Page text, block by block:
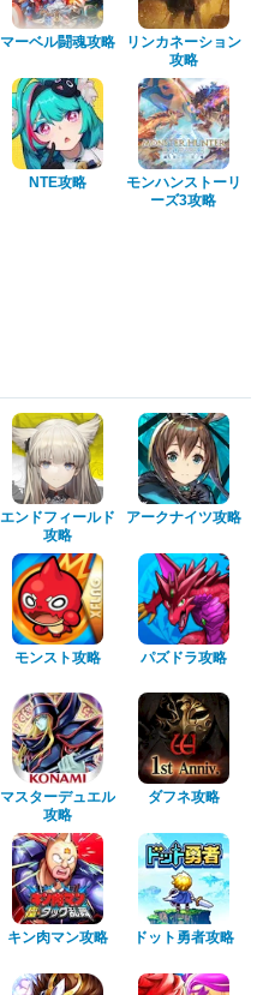
マーベル闘魂攻略
リンカネーション
攻略
NTE攻略
モンハンストーリ
ーズ3攻略
エンドフィールド
攻略
アークナイツ攻略
モンスト攻略 パズドラ攻略
マスターデュエル
攻略
ダフネ攻略
キン肉マン攻略 ドット勇者攻略